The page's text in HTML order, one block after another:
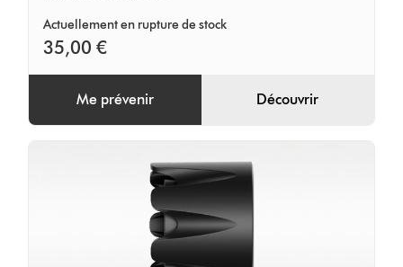
Actuellement en rupture de stock
35,00 €
Me prévenir Découvrir